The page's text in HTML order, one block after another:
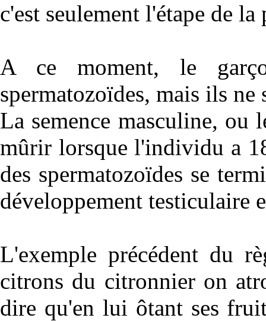
c'est seulement l'étape de la
A ce moment, le
spermatozoïdes, mais ils
La semence masculine, ou
mûrir lorsque l'individu a
des spermatozoïdes se
développement testiculaire
L'exemple précédent du
citrons du citronnier on
dire qu'en lui ôtant ses